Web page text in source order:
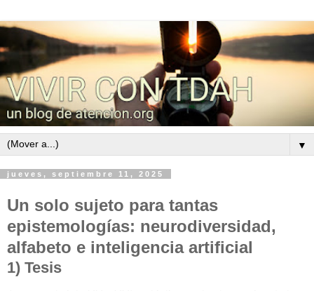
▼
jueves, septiembre 11, 2025
Un solo sujeto para tantas
epistemologías: neurodiversidad,
alfabeto e inteligencia artificial
1) Tesis